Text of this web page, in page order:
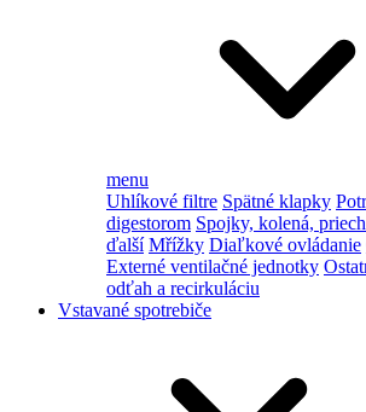
menu
Uhlíkové filtre Spätné klapky
digestorom Spojky, kolená,
ďalší Mřížky Diaľkové ovládanie
Externé ventilačné jednotky
odťah a recirkuláciu
Vstavané spotrebiče